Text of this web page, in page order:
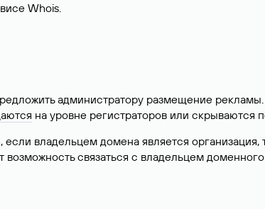
Whois.
администратору размещение
на уровне регистраторов или скрываются
владельцем домена является
связаться с владельцем